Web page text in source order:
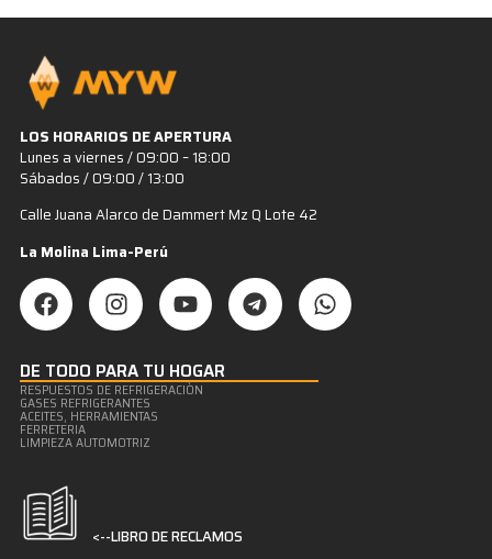
LOS HORARIOS DE APERTURA
Lunes a viernes / 09:00 – 18:00
Sábados / 09:00 / 13:00
Calle Juana Alarco de Dammert Mz Q Lote 42
La Molina Lima-Perú
DE TODO PARA TU HOGAR
RESPUESTOS DE REFRIGERACIÒN
GASES REFRIGERANTES
ACEITES, HERRAMIENTAS
FERRETERIA
LIMPIEZA AUTOMOTRIZ
<--LIBRO DE RECLAMOS